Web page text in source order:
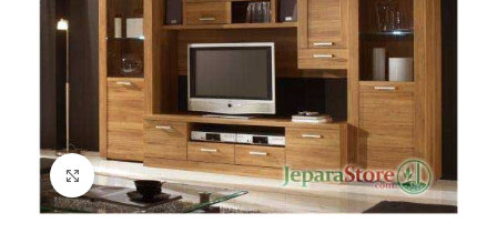
Click to enlarge